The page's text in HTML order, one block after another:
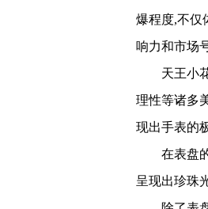
爆程度,不仅
响力和市场
天王小
理性等诸多
现出手表的
在表盘
呈现出珍珠